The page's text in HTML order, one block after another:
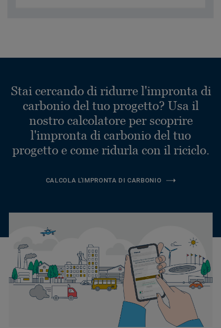
Stai cercando di ridurre l'impronta di
carbonio del tuo progetto? Usa il
nostro calcolatore per scoprire
l'impronta di carbonio del tuo
progetto e come ridurla con il riciclo.
CALCOLA L'IMPRONTA DI CARBONIO